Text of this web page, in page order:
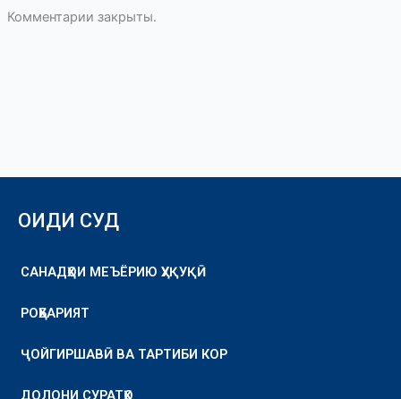
Комментарии закрыты.
ОИДИ СУД
САНАДҲОИ МЕЪЁРИЮ ҲУҚУҚӢ
РОҲБАРИЯТ
ҶОЙГИРШАВӢ ВА ТАРТИБИ КОР